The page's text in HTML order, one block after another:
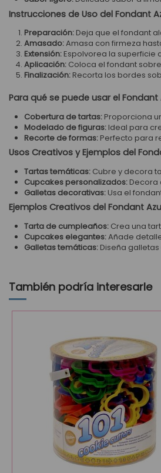
Instrucciones de Uso del Fondant
Preparación: Deja que el fondant
Amasado:Amasa con firmeza
Extensión: Espolvorea la superficie
Aplicación: Coloca el fondant
Finalización: Recorta los bordes
Para qué se puede usar el Fondant
Cobertura de tartas: Proporciona
Modelado de figuras: Ideal para
Recorte de formas: Perfecto para
Usos Creativos y Ejemplos del
Tartas temáticas: Cubre y decora
Cupcakes personalizados: Decora
Galletas decorativas: Usa el
Ejemplos Creativos del Fondant
Tarta de cumpleaños: Crea una
Cupcakes elegantes:Añade
Galletas temáticas: Diseña
También podría interesarle